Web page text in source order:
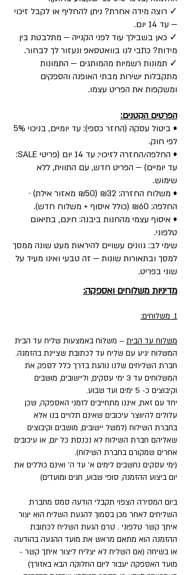
✓ רוצה מידה אחרת? ניתן להחליף או לקבל זיכוי
— עד 14 יום.
✓ כאן בשבילך עוד לפני הקנייה — מתלבטת בין
מידות? כתבי לנו בוואטסאפ ונעזור לך לבחור.
✓ תמונות רשמיות מהמותגים — התמונות
מתקבלות ישירות מבתי האופנה והספקים
ומשקפות את הפריט עצמו.
הפרטים הקטנים:
• ביטול עסקה (החזר כספי): עד יומיים, בניכוי 5%
לפי חוק.
• החלפה/החזרה לזיכוי: עד 14 יום (פריטי SALE:
עד יומיים) — הפריט חדש, עם התווית, ללא
שימוש.
• משלוח החזרה: ₪32 (₪50 מאזור אילת) ·
החלפה: ₪60 (כולל איסוף + משלוח חדש).
• איסוף עצמי מהחנות ביבנה: חינם, בתיאום
טלפוני.
שימי לב: גוונים עשויים להיראות מעט שונה ממסך
למסך ובתאורות שונות — זה טבעי ואינו מעיד על
שוני בפריט.
מדיניות משלוחים ואספקה:
1. משלוחים:
משלוח עד הבית – משלוח באמצעות שליח עד הבית
המשלוח יגיע עם שליח עד לכתובת שציינת בהזמנה.
חברת השליחים שלנו נוהגת בדרך כלל לספק את
המשלוחים עד 3 ימי עסקים, וליישובים, מושבים
וקיבוצים כ- 5 ימים ועד שבוע.
יחד עם זאת, איננו מתחייבים לזמני האספקה, שכן
עלולים להיווצר עיכובים שאינם תלויים בנו אלא
בחברת השילוח (למשל יישובים, מושבים וקיבוצים
שאליהם חברת השילוח לא נכנסת כל יום, או עיכובים
אחרים שמקורם בחברת השילוח).
(ימי עסקים נחשבים לימים א' עד ה' ואינם כוללים את
יום ביצוע ההזמנה, סופי שבוע, חגים ומועדים)
ביום המסירה הצפוי תקבלי הודעה סמס מחברת
השליחים לאחר מכן בסמוך להגעת השליח הוא יצור
איתך קשר טלפוני . טרם הגעת השליח לכתובת
ההזמנה הוא מתאם מראש את מועד ההגעה בהודעה
או בשיחה (אם השליח לא יצליח ליצור איתך קשר -
מועד האספקה יעבור ליום החלוקה הבא באזורך)